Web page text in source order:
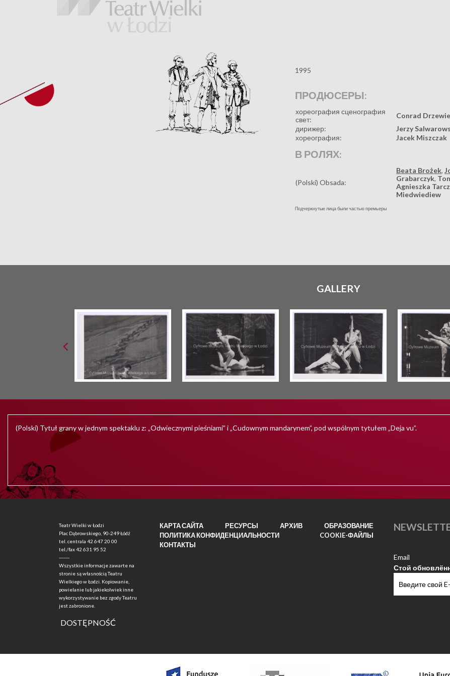
1995
ПРОДЮСЕРЫ:
хореография сценография
свет:
Conrad
дирижер:
Jerzy
хореография:
Jacek Miszczak
В РОЛЯХ:
(Polski) Obsada:
Beata Brożek,
Grabarczyk,
Agnieszka
Miedwiediew
Подчеркнутые лица были частью премьеры
GALLERY
(Polski) Tytuł grany w jednym spektaklu z: „Odwiecznymi pieśniami” i „Cudownym mandarynem”, pod wspólnym tytułem „Deja vu”.
Teatr Wielki w Łodzi
Plac Dąbrowskiego, 90-249 Łódź
tel. centrala 42 647 20 00
tel./fax42 631 95 52
-------
Wszystkie informacje zawarte na
stronie są własnością Teatru
Wielkiego w Łodzi. Kopiowanie,
powielanie lub jakiekolwiek inne
wykorzystywanie bez zgody Teatru
jest zabronione.
DOSTĘPNOŚĆ
КАРТА САЙТА РЕСУРСЫ АРХИВ
ОБРАЗОВАНИЕ
ПОЛИТИКА КОНФИДЕНЦИАЛЬНОСТИ
COOKIE-ФАЙЛЫ
КОНТАКТЫ
Email
Стой